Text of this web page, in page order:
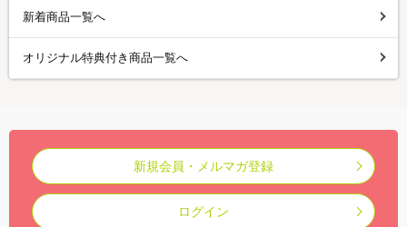
新着商品一覧へ
オリジナル特典付き商品一覧へ
新規会員・メルマガ登録
ログイン